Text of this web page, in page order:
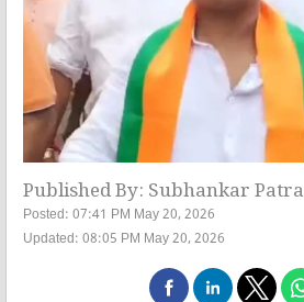
Published By: Subhankar Patra
Posted: 07:41 PM May 20, 2026
Updated: 08:05 PM May 20, 2026